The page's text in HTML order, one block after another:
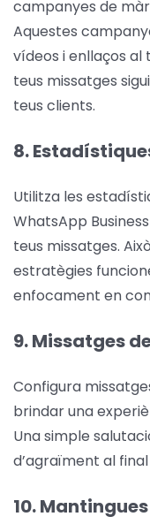
campanyes de
Aquestes
vídeos i enllaços al
teus missatges
teus clients.
8.
Utilitza les
WhatsApp
teus missatges.
estratègies
enfocament en
9. Missatges
Configura
brindar una
Una simple
d’agraïment al
10.